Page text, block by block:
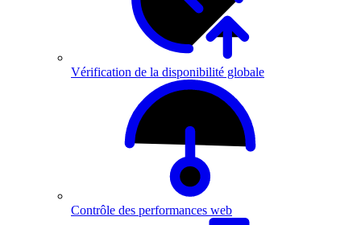
Vérification de la disponibilité globale
Contrôle des performances web